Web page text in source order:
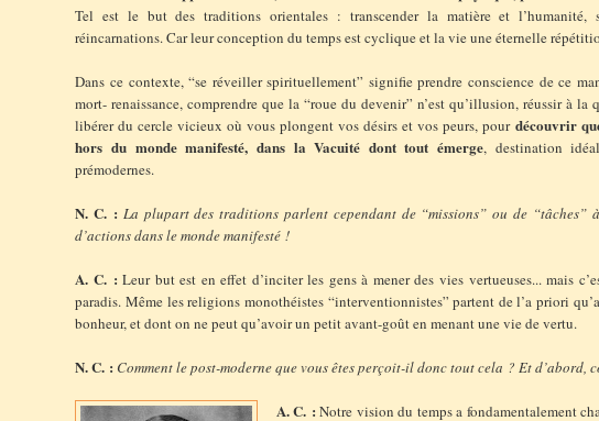
Tel est le but des traditions orientales : transcender la matière et l’humanité,
réincarnations. Car leur conception du temps est cyclique et la vie une éternelle
Dans ce contexte, “se réveiller spirituellement” signifie prendre conscience de ce
mort- renaissance, comprendre que la “roue du devenir” n’est qu’illusion, réussir à
libérer du cercle vicieux où vous plongent vos désirs et vos peurs, pour découvrir
hors du monde manifesté, dans la Vacuité dont tout émerge, destination
prémodernes.
N. C. : La plupart des traditions parlent cependant de “missions” ou de “tâches”
d’actions dans le monde manifesté !
A. C. : Leur but est en effet d’inciter les gens à mener des vies vertueuses... mais
paradis. Même les religions monothéistes “interventionnistes” partent de l’a priori
bonheur, et dont on ne peut qu’avoir un petit avant-goût en menant une vie de vertu.
N. C. : Comment le post-moderne que vous êtes perçoit-il donc tout cela ? Et d’abord,
A. C. : Notre vision du temps a fondamentalement